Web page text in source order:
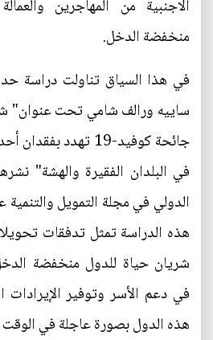
الاجنبية من المهاجرين
منخفضة الدخل.
في هذا السياق تناولت دراسة
ساييه ورالف شامي تحت عنوان"
جائحة كوفيد-19 تهدد
في البلدان الفقيرة والهشة"
هذه الدراسة تمثل تدفقات
شريان حياة للدول منخفضة
في دعم الأسر وتوفير الإيرادات
هذه الدول بصورة عاجلة في الوقت